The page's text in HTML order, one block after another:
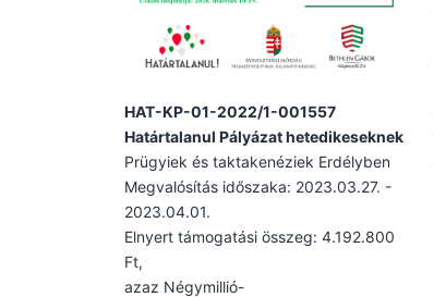
HAT-KP-01-2022/1-001557
Határtalanul Pályázat hetedikeseknek
Prügyiek és taktakenéziek Erdélyben
Megvalósítás időszaka: 2023.03.27. -
2023.04.01.
Elnyert támogatási összeg: 4.192.800
Ft,
azaz Négymillió-